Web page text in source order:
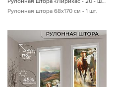
Рулонная штора 68х170 см - 1 шт.